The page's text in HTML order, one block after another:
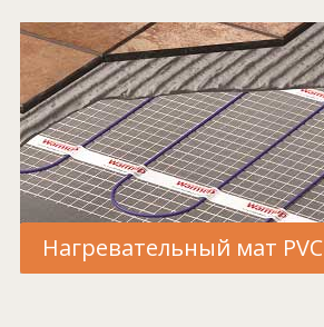
Нагревательный мат PVC